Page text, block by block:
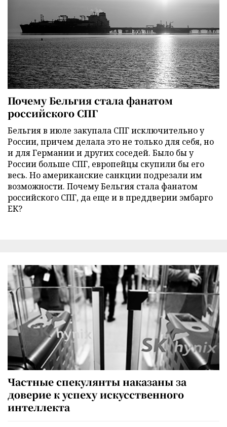
Почему Бельгия стала фанатом
российского СПГ
Бельгия в июле закупала СПГ исключительно у
России, причем делала это не только для себя, но
и для Германии и других соседей. Было бы у
России больше СПГ, европейцы скупили бы его
весь. Но американские санкции подрезали им
возможности. Почему Бельгия стала фанатом
российского СПГ, да еще и в преддверии эмбарго
ЕК?
Частные спекулянты наказаны за
доверие к успеху искусственного
интеллекта